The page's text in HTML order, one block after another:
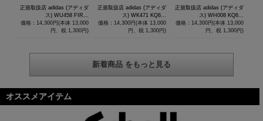
正規取扱店 adidas (アディダ
ス) WU458 FIR...
価格：14,300円(本体 13,000
円、税 1,300円)
正規取扱店 adidas (アディダ
ス) WK471 KQ6...
価格：14,300円(本体 13,000
円、税 1,300円)
正規取扱店 adidas (アディダ
ス) WH008 KQ6...
価格：14,300円(本体 13,000
円、税 1,300円)
新着商品 をもっと見る
オススメアイテム